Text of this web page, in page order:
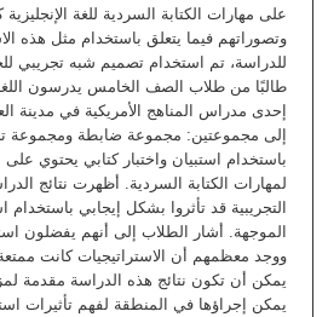
على مهارات الكتابة السردية للغة
وتصوراتهم فيما يتعلق باستخدام مثل هذه
طالبًا من طلاب الصف الخامس يدرسون اللغة
إحدى مدراس المناهج الأمريكية في مدينة
إلى مجموعتين: مجموعة ضابطة ومجموعة
باستخدام استبيان واختبار كتابي يحتوي
لمهارات الكتابة السردية. أظهرت نتائج
التجريبية قد تأثروا بشكل إيجابي باستخدام
الموجهة. أشار الطلاب إلى أنهم يفضلون
ووجد معظمهم أن الاستراتيجيات كانت
يمكن أن تكون نتائج هذه الدراسة مقدمة
يمكن إجراؤها في المنطقة لفهم تأثيرات